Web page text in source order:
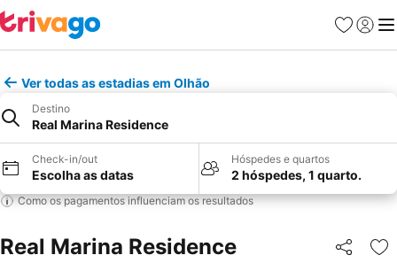
Favoritos
Iniciar
Ver todas as estadias em Olhão
Destino
Real Marina Residence
Check-in/out
Escolha as datas
Hóspedes e quartos
2 hóspedes, 1 quarto.
Como os pagamentos influenciam os resultados
Real Marina Residence Partilhar